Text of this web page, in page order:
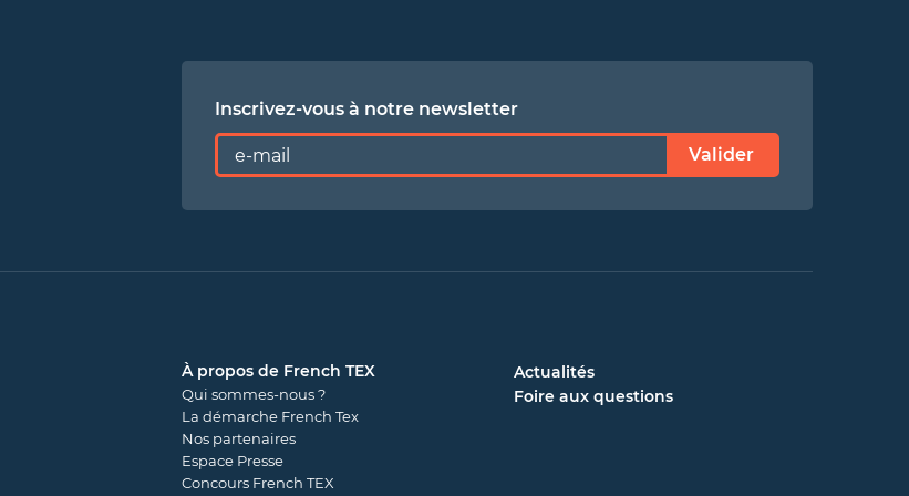
Inscrivez-vous à notre newsletter
Valider
À propos de French TEX
Qui sommes-nous ?
La démarche French Tex
Nos partenaires
Espace Presse
Concours French TEX
Actualités
Foire aux questions